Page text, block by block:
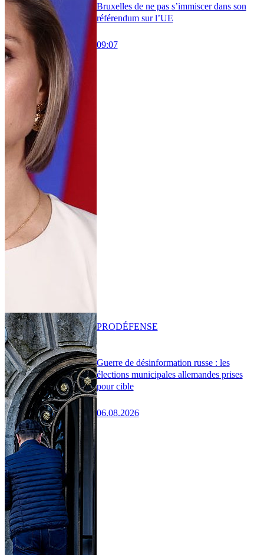
Bruxelles de ne pas s’immiscer dans son
référendum sur l’UE
09:07
Guerre de désinformation russe : les
élections municipales allemandes prises
pour cible
06.08.2026
PRODÉFENSE